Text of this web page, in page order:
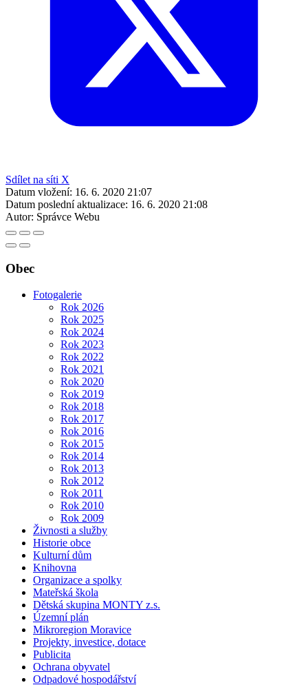
Sdílet na síti X
Datum vložení: 16. 6. 2020 21:07
Datum poslední aktualizace: 16. 6. 2020 21:08
Autor: Správce Webu
Obec
Fotogalerie
Rok 2026
Rok 2025
Rok 2024
Rok 2023
Rok 2022
Rok 2021
Rok 2020
Rok 2019
Rok 2018
Rok 2017
Rok 2016
Rok 2015
Rok 2014
Rok 2013
Rok 2012
Rok 2011
Rok 2010
Rok 2009
Živnosti a služby
Historie obce
Kulturní dům
Knihovna
Organizace a spolky
Mateřská škola
Dětská skupina MONTY z.s.
Územní plán
Mikroregion Moravice
Projekty, investice, dotace
Publicita
Ochrana obyvatel
Odpadové hospodářství